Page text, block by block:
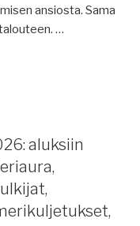
ansiosta. Sama
…
aluksiin